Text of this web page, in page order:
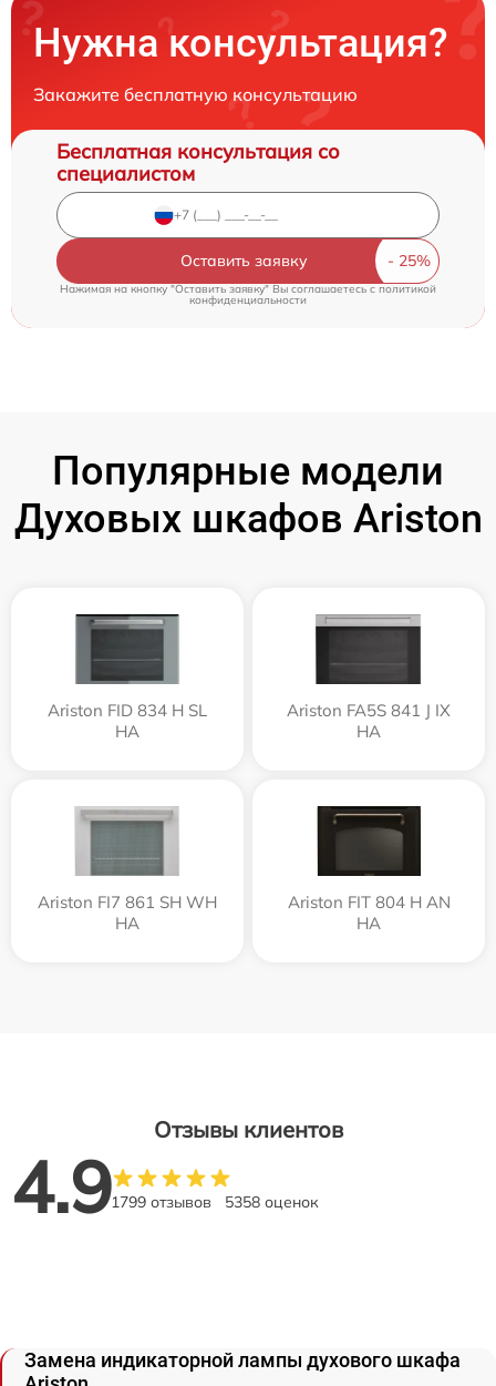
Нужна консультация?
Закажите бесплатную консультацию
Бесплатная консультация со
специалистом
Оставить заявку
Нажимая на кнопку "Оставить заявку" Вы соглашаетесь cполитикой
конфиденциальности
Популярные модели
Духовых шкафов Ariston
Ariston FID 834 H SL
HA
Ariston FA5S 841 J IX
HA
Ariston FI7 861 SH WH
HA
Ariston FIT 804 H AN
HA
Отзывы клиентов
4.91799 отзывов 5358 оценок
Замена индикаторной лампы духового шкафа